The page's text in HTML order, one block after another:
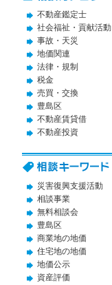
不動産鑑定士
社会福祉・貢献活動
事故・天災
地価関連
法律・規制
税金
売買・交換
豊島区
不動産賃貸借
不動産投資
災害復興支援活動
相談事業
無料相談会
豊島区
商業地の地価
住宅地の地価
地価公示
資産評価